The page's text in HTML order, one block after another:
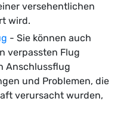
versehentlichen
wird.
- Sie können auch
verpassten Flug
Anschlussflug
und Problemen, die
verursacht wurden,